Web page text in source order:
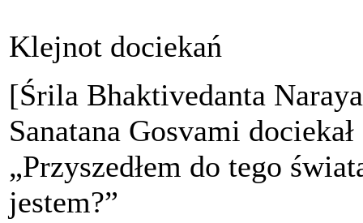
Klejnot dociekań
[Śrila Bhaktivedanta
Sanatana Gosvami
„Przyszedłem do tego
jestem?”